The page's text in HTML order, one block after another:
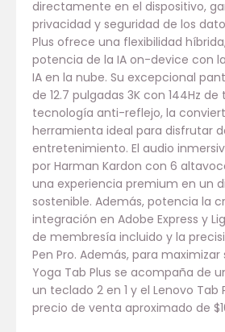
directamente en el dispositivo,
privacidad y seguridad de los
Plus ofrece una flexibilidad
potencia de la IA on-device con
IA en la nube. Su excepcional
de 12.7 pulgadas 3K con 144Hz
tecnología anti-reflejo, la
herramienta ideal para disfrutar
entretenimiento. El audio
por Harman Kardon con 6
una experiencia premium en un
sostenible. Además, potencia la
integración en Adobe Express y
de membresía incluido y la
Pen Pro. Además, para
Yoga Tab Plus se acompaña de
un teclado 2 en 1 y el Lenovo Tab
precio de venta aproximado de